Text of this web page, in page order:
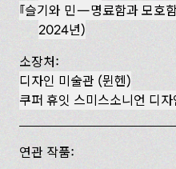
슬기와 민—명료함과 모호
2024년)
소장처:
디자인 미술관 (뮌헨)
쿠퍼 휴잇 스미스소니언 디
연관 작품: